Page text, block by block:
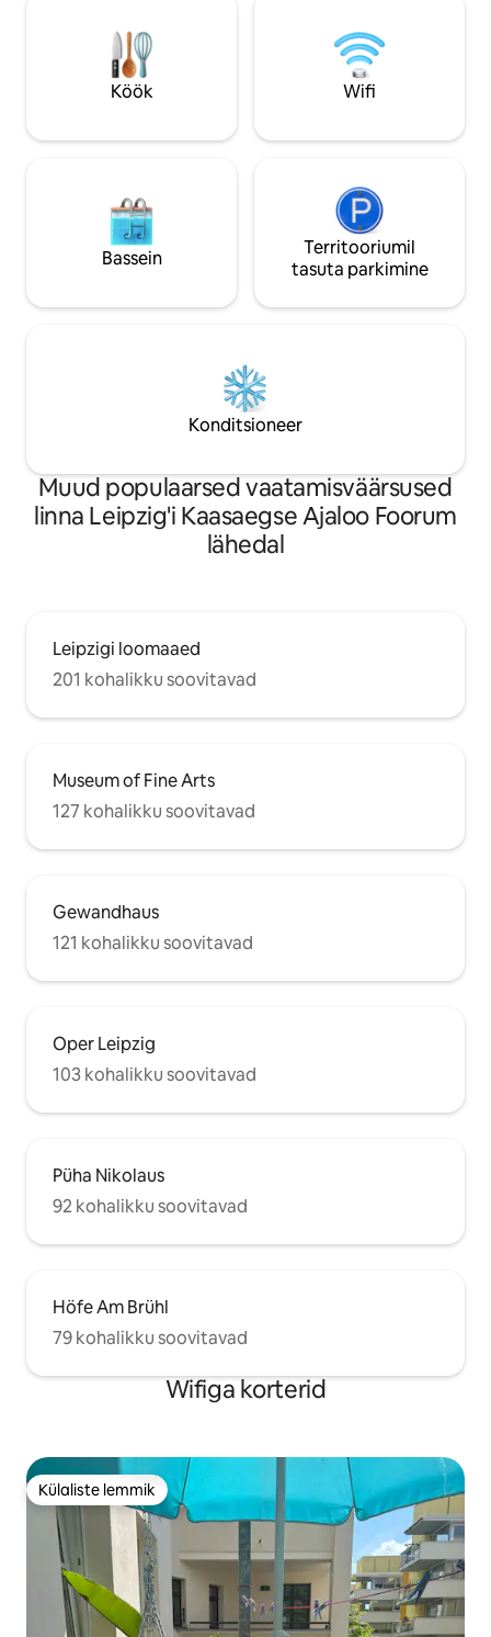
kohe nurga taga
saab majutaja
Köök Wifi
Bassein
Territooriumil
tasuta parkimine
Konditsioneer
Muud populaarsed vaatamisväärsused
linna Leipzig'i Kaasaegse Ajaloo Foorum
lähedal
Leipzigi loomaaed
201 kohalikku soovitavad
Museum of Fine Arts
127 kohalikku soovitavad
Gewandhaus
121 kohalikku soovitavad
Oper Leipzig
103 kohalikku soovitavad
Püha Nikolaus
92 kohalikku soovitavad
Höfe Am Brühl
79 kohalikku soovitavad
Wifiga korterid
Külaliste lemmik
Külaliste lemmik